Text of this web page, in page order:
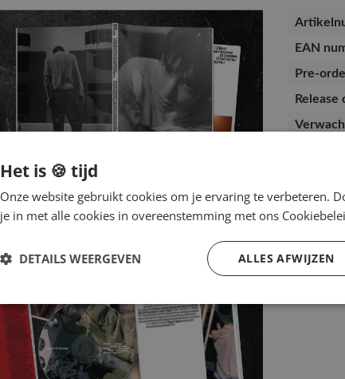
EAN
Pre-
Release
Het is 🍪 tijd
Onze website gebruikt cookies om je ervaring te verbeteren.
je in met alle cookies in overeenstemming met ons
ALLES AFWIJZEN
DETAILS WEERGEVEN